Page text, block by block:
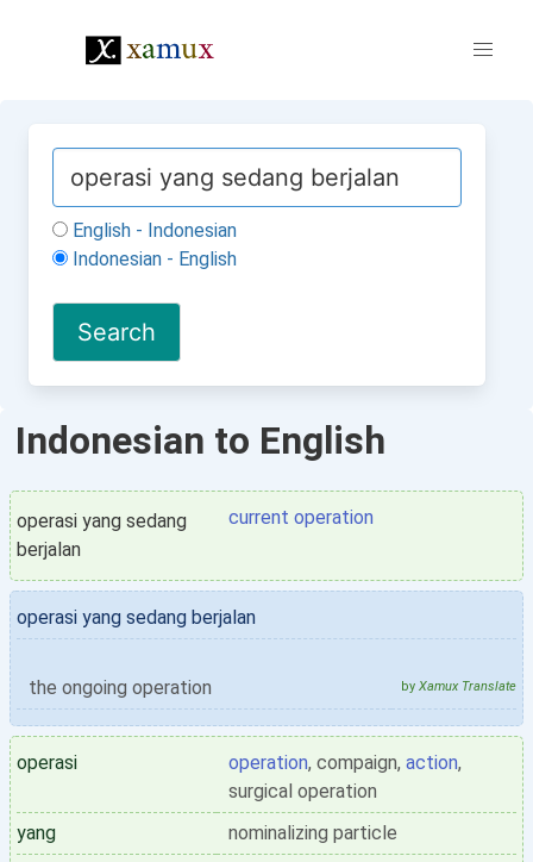
English - Indonesian
Indonesian - English
Indonesian to English
operasi yang sedang
berjalan
current operation
operasi yang sedang berjalan
the ongoing operation by Xamux Translate
operasi operation, compaign, action,
surgical operation
yang
nominalizing particle